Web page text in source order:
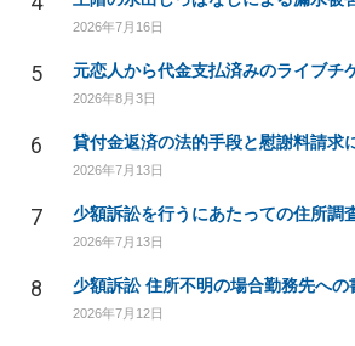
2026年7月16日
5 元恋人から代金支払済みのライブチ
2026年8月3日
6 貸付金返済の法的手段と慰謝料請求
2026年7月13日
7 少額訴訟を行うにあたっての住所調
2026年7月13日
8 少額訴訟 住所不明の場合勤務先への
2026年7月12日